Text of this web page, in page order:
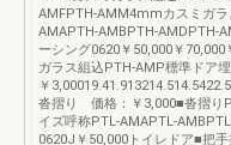
AMFPTH-AMM4mmカスミガ
AMAPTH-AMBPTH-AMDPTH-
ーシング0620￥50,000￥
ガラス組込PTH-AMP標準ドア
￥
沓摺り 価格：￥3,000■沓摺り
イズ呼称PTL-AMAPTL-
0620J￥50,000トイレドア■把